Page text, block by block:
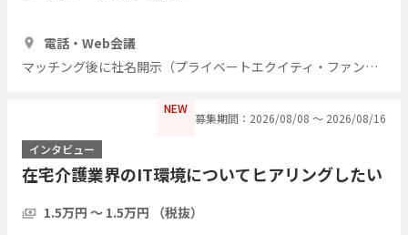
電話・Web会議
マッチング後に社名開示（プライベートエクイティ・ファンド）
NEW
募集期間：2026/08/08 〜 2026/08/16
インタビュー
在宅介護業界のIT環境についてヒアリングしたい
1.5万円 〜 1.5万円 （税抜）